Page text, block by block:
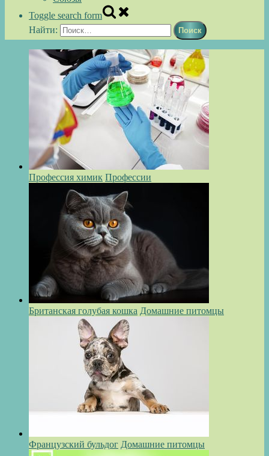
Toggle search form
Найти:
Профессия химик Профессии
Британская голубая кошка Домашние питомцы
Французский бульдог Домашние питомцы